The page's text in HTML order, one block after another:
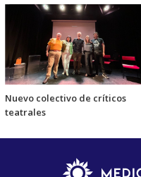
Nuevo colectivo de críticos
teatrales